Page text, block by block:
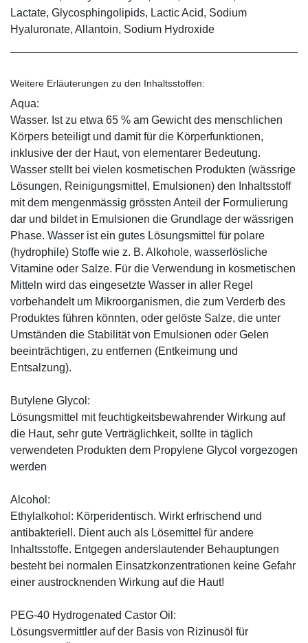
Lactate, Glycosphingolipids, Lactic Acid, Sodium
Hyaluronate, Allantoin, Sodium Hydroxide
Weitere Erläuterungen zu den Inhaltsstoffen:
Aqua:
Wasser. Ist zu etwa 65 % am Gewicht des menschlichen
Körpers beteiligt und damit für die Körperfunktionen,
inklusive der der Haut, von elementarer Bedeutung.
Wasser stellt bei vielen kosmetischen Produkten (wässrige
Lösungen, Reinigungsmittel, Emulsionen) den Inhaltsstoff
mit dem mengenmässig grössten Anteil der Formulierung
dar und bildet in Emulsionen die Grundlage der wässrigen
Phase. Wasser ist ein gutes Lösungsmittel für polare
(hydrophile) Stoffe wie z. B. Alkohole, wasserlösliche
Vitamine oder Salze. Für die Verwendung in kosmetischen
Mitteln wird das eingesetzte Wasser in aller Regel
vorbehandelt um Mikroorganismen, die zum Verderb des
Produktes führen könnten, oder gelöste Salze, die unter
Umständen die Stabilität von Emulsionen oder Gelen
beeinträchtigen, zu entfernen (Entkeimung und
Entsalzung).
Butylene Glycol:
Lösungsmittel mit feuchtigkeitsbewahrender Wirkung auf
die Haut, sehr gute Verträglichkeit, sollte in täglich
verwendeten Produkten dem Propylene Glycol vorgezogen
werden
Alcohol:
Ethylalkohol: Körperidentisch. Wirkt erfrischend und
antibakteriell. Dient auch als Lösemittel für andere
Inhaltsstoffe. Entgegen anderslautender Behauptungen
besteht bei normalen Einsatzkonzentrationen keine Gefahr
einer austrocknenden Wirkung auf die Haut!
PEG-40 Hydrogenated Castor Oil:
Lösungsvermittler auf der Basis von Rizinusöl für